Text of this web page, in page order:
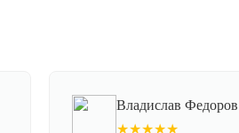
Владислав Федоров
★★★★★